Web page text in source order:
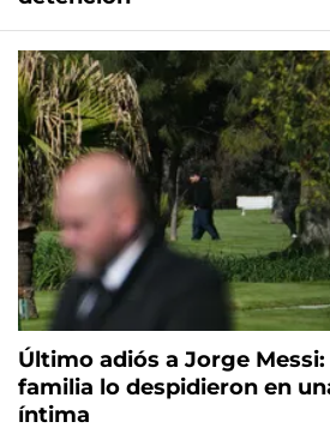
Último adiós a Jorge
familia lo despidieron en
íntima